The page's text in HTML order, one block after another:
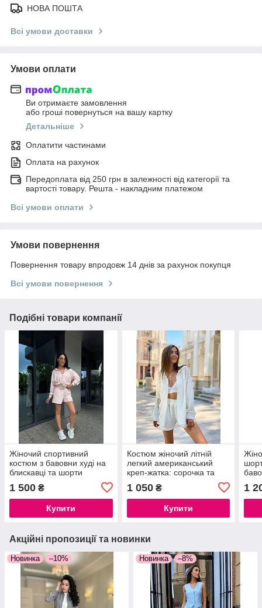
НОВА ПОШТА
Всі умови доставки
Умови оплати
Ви отримаєте замовлення
або гроші повернуться на вашу картку
Детальніше
Оплатити частинами
Оплата на рахунок
Передоплата від 250 грн в залежності від категорії та
вартості товару. Решта - накладним платежом
Всі умови оплати
Умови повернення
Повернення товару впродовж 14 днів за рахунок покупця
Всі умови повернення
Подібні товари компанії
Жіночий спортивний
костюм з бавовни худі на
блискавці та шорти
1 500 ₴
Купити
Костюм жіночий літній
легкий американський
креп-жатка: сорочка та
малиновий
1 050₴
Купити
1
Акційні пропозиції та новинки
Новинка –10% Новинка –8%